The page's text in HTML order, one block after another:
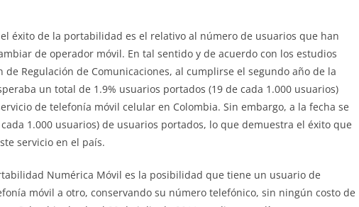
éxito de la portabilidad es el relativo al número de usuarios que han
de operador móvil. En tal sentido y de acuerdo con los estudios
de Regulación de Comunicaciones, al cumplirse el segundo año de la
un total de 1.9% usuarios portados (19 de cada 1.000 usuarios)
de telefonía móvil celular en Colombia. Sin embargo, a la fecha se
1.000 usuarios) de usuarios portados, lo que demuestra el éxito que
servicio en el país.
Numérica Móvil es la posibilidad que tiene un usuario de
móvil a otro, conservando su número telefónico, sin ningún costo de